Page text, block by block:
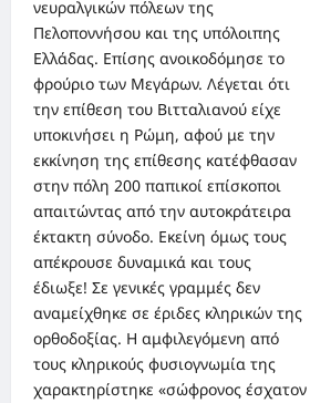
νευραλγικών πόλεων της
Πελοποννήσου και της υπόλοιπης
Ελλάδας. Επίσης ανοικοδόμησε το
φρούριο των Μεγάρων. Λέγεται ότι
την επίθεση του Βιτταλιανού είχε
υποκινήσει η Ρώμη, αφού με την
εκκίνηση της επίθεσης κατέφθασαν
στην πόλη 200 παπικοί επίσκοποι
απαιτώντας από την αυτοκράτειρα
έκτακτη σύνοδο. Εκείνη όμως τους
απέκρουσε δυναμικά και τους
έδιωξε! Σε γενικές γραμμές δεν
αναμείχθηκε σε έριδες κληρικών της
ορθοδοξίας. Η αμφιλεγόμενη από
τους κληρικούς φυσιογνωμία της
χαρακτηρίστηκε «σώφρονος έσχατον